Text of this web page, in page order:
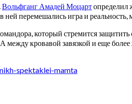
Вольфганг Амадей Моцартопределил
перемешались игра и реальность,
который стремится
между кровавой завязкой и еще
spektaklei-mamta